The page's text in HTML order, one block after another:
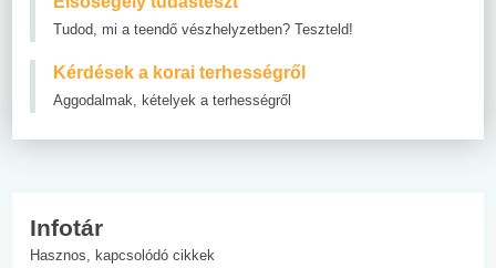
Tudod, mi a teendő vészhelyzetben? Teszteld!
Kérdések a korai terhességről
Aggodalmak, kételyek a terhességről
Infotár
Hasznos, kapcsolódó cikkek